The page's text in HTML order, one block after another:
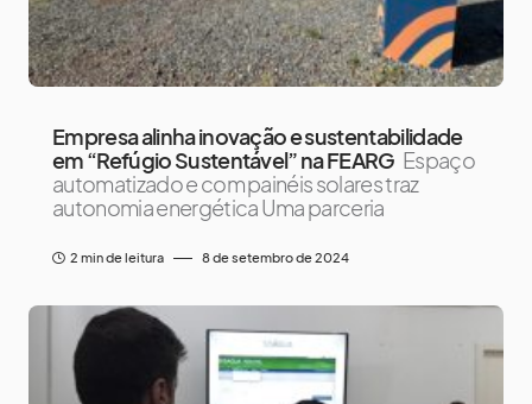
Empresa alinha inovação e sustentabilidade
em “Refúgio Sustentável” na FEARG Espaço
automatizado e com painéis solares traz
autonomia energética Uma parceria
2 min de leitura 8 de setembro de 2024